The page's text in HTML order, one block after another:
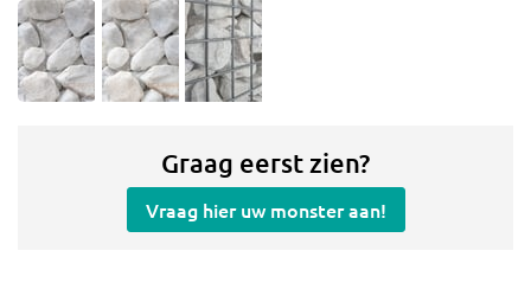
Graag eerst zien?
Vraag hier uw monster aan!